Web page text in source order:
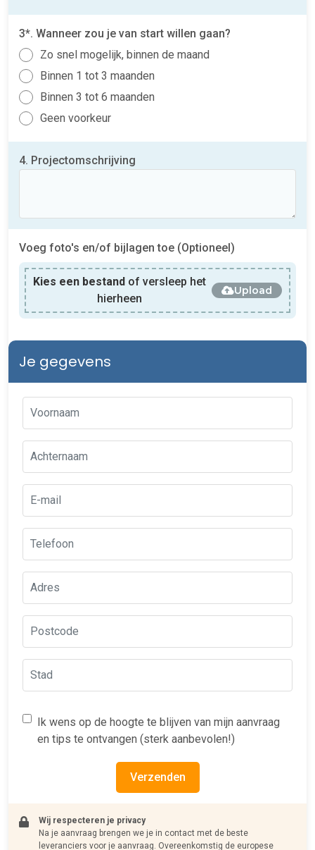
3*. Wanneer zou je van start willen gaan?
Zo snel mogelijk, binnen de maand
Binnen 1 tot 3 maanden
Binnen 3 tot 6 maanden
Geen voorkeur
4. Projectomschrijving
Voeg foto's en/of bijlagen toe (Optioneel)
Kies een bestand of versleep het
hierheen
Upload
Je gegevens
Ik wens op de hoogte te blijven van mijn aanvraag
en tips te ontvangen (sterk aanbevolen!)
Verzenden
Wij respecteren je privacy
Na je aanvraag brengen we je in contact met de beste
leveranciers voor je aanvraag. Overeenkomstig de europese